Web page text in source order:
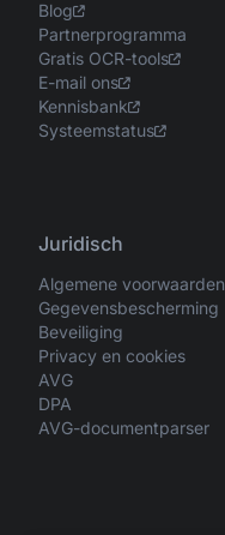
Blog
Partnerprogramma
Gratis OCR-tools
E-mail ons
Kennisbank
Systeemstatus
Juridisch
Algemene voorwaarden
Gegevensbescherming
Beveiliging
Privacy en cookies
AVG
DPA
AVG-documentparser